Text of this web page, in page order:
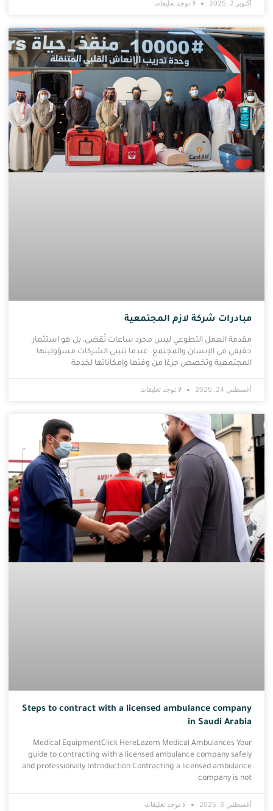
أكتوبر 2, 2025 لا توجد تعليقات
مبادرات شركة لازم المجتمعية
مقدمة العمل التطوعي ليس مجرد ساعات تُقضى، بل هو استثمار
حقيقي في الإنسان والمجتمع. عندما تتبنى الشركات مسؤوليتها
المجتمعية وتخصص جزءًا من وقتها وإمكاناتها لخدمة
أغسطس 24, 2025 لا توجد تعليقات
Steps to contract with a licensed ambulance company
in Saudi Arabia
Medical EquipmentClick HereLazem Medical Ambulances Your
guide to contracting with a licensed ambulance company safely
and professionally Introduction Contracting a licensed ambulance
company is not
أغسطس 3, 2025 لا توجد تعليقات